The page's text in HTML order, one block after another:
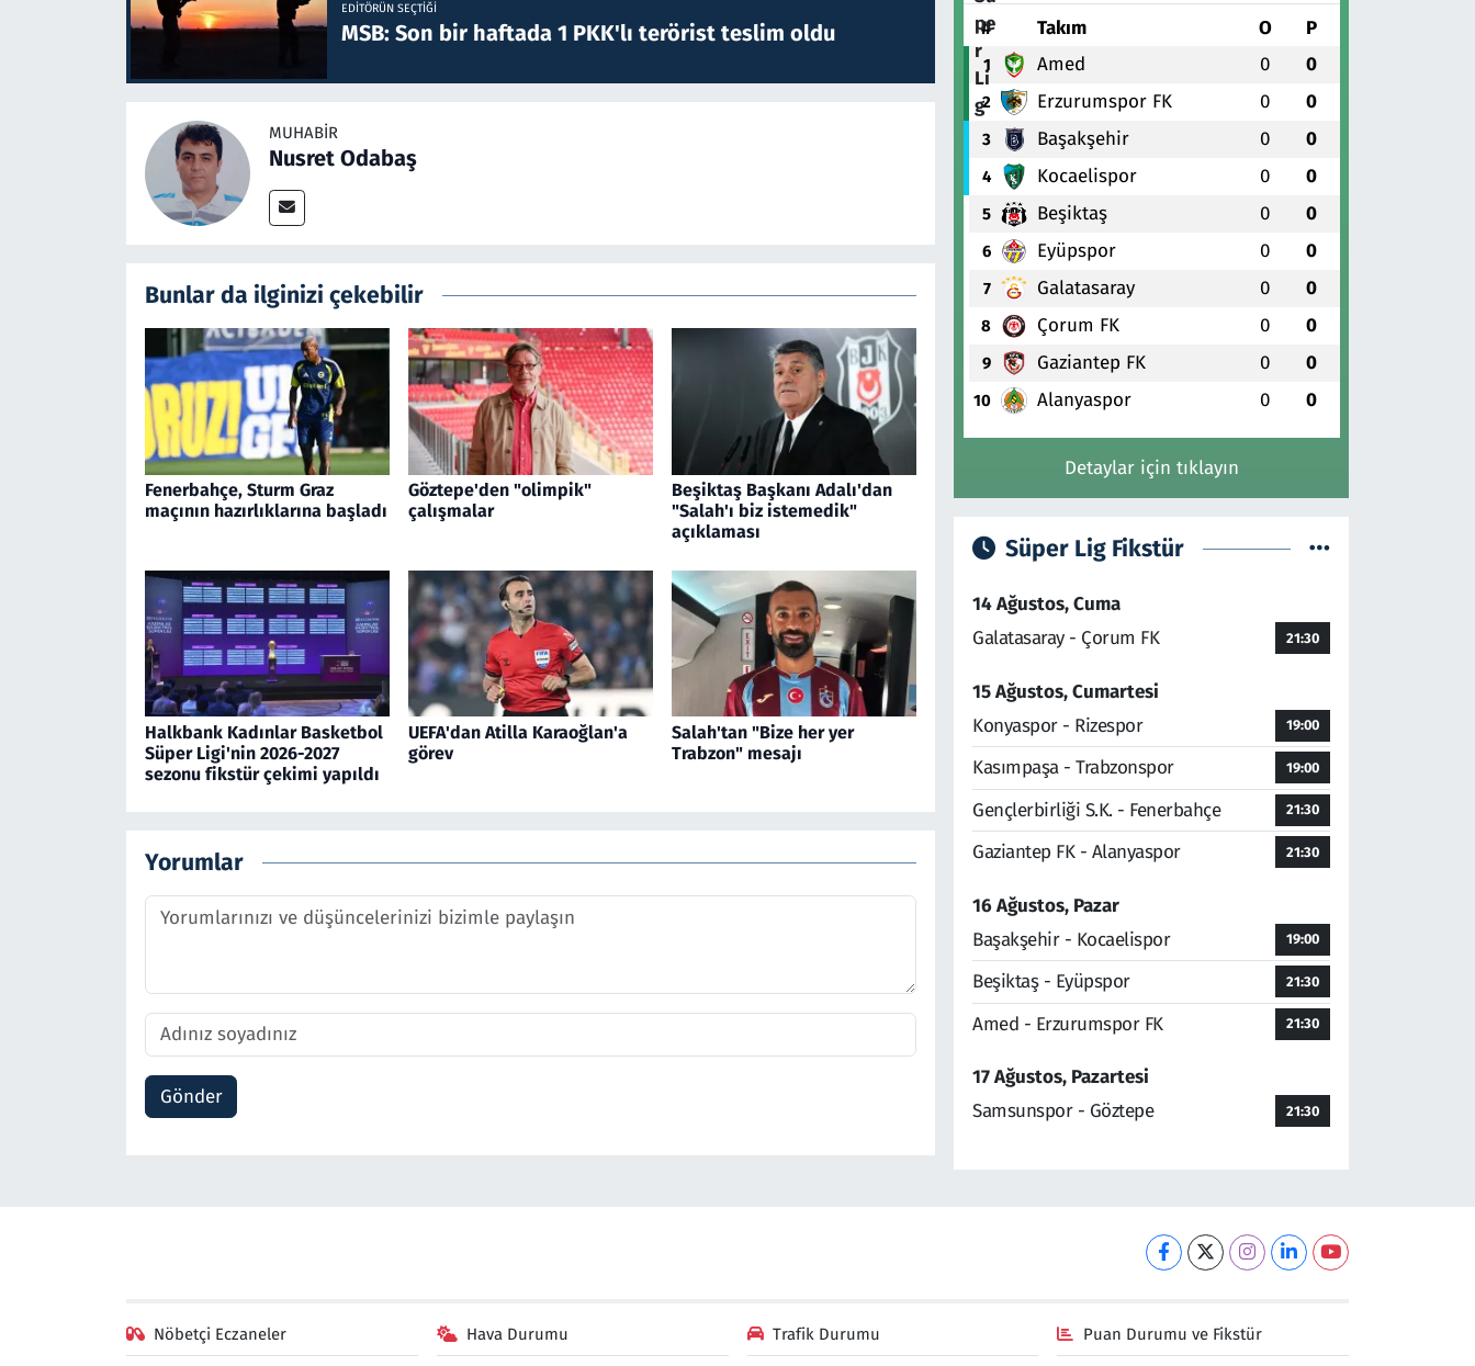
EDITÖRÜN SEÇTIĞI
MSB: Son bir haftada 1 PKK'lı terörist teslim oldu
MUHABIR
Nusret Odabaş
Bunlar da ilginizi çekebilir
Fenerbahçe, Sturm Graz
maçının hazırlıklarına başladı
Göztepe'den "olimpik"
çalışmalar
Beşiktaş Başkanı Adalı'dan
"Salah'ı biz istemedik"
açıklaması
Halkbank Kadınlar Basketbol
Süper Ligi'nin 2026-2027
sezonu fikstür çekimi yapıldı
UEFA'dan Atilla Karaoğlan'a
görev
Salah'tan "Bize her yer
Trabzon" mesajı
Yorumlar
Gönder
# Takım O P
1 Amed 0 0
2 Erzurumspor FK 0 0
3 Başakşehir 0 0
4 Kocaelispor 0 0
5 Beşiktaş 0 0
6 Eyüpspor 0 0
7 Galatasaray 0 0
8 Çorum FK 0 0
9 Gaziantep FK 0 0
10 Alanyaspor 0 0
Detaylar için tıklayın
Süper Lig Fikstür
14 Ağustos, Cuma
Galatasaray - Çorum FK
21:30
15 Ağustos, Cumartesi
Konyaspor - Rizespor
19:00
Kasımpaşa - Trabzonspor 19:00
Gençlerbirliği S.K. - Fenerbahçe 21:30
Gaziantep FK - Alanyaspor 21:30
16 Ağustos, Pazar
Başakşehir - Kocaelispor
19:00
Beşiktaş - Eyüpspor 21:30
Amed - Erzurumspor FK 21:30
17 Ağustos, Pazartesi
Samsunspor - Göztepe
21:30
Nöbetçi Eczaneler Hava Durumu Trafik Durumu Puan Durumu ve Fikstür